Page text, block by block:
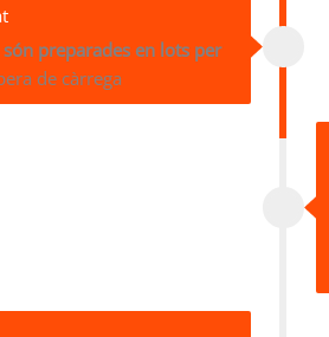
són preparades en lots per
de càrrega